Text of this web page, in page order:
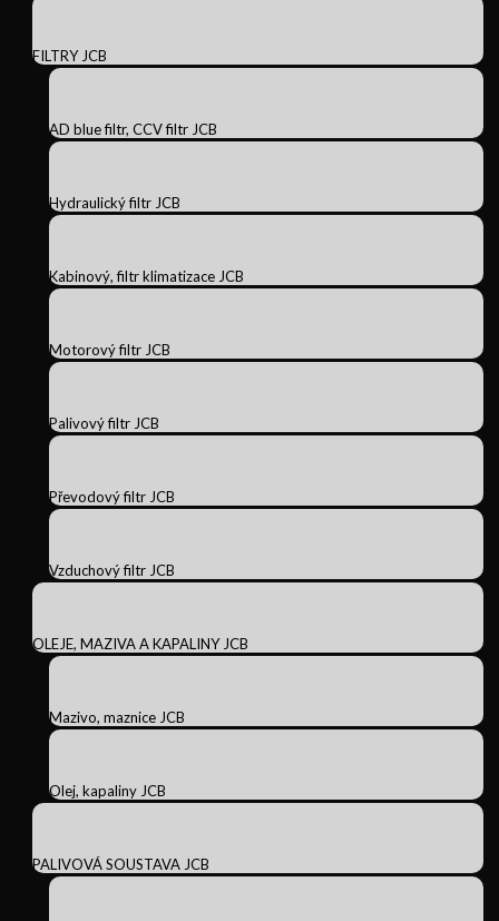
FILTRY JCB
AD blue filtr, CCV filtr JCB
Hydraulický filtr JCB
Kabinový, filtr klimatizace JCB
Motorový filtr JCB
Palivový filtr JCB
Převodový filtr JCB
Vzduchový filtr JCB
OLEJE, MAZIVA A KAPALINY JCB
Mazivo, maznice JCB
Olej, kapaliny JCB
PALIVOVÁ SOUSTAVA JCB